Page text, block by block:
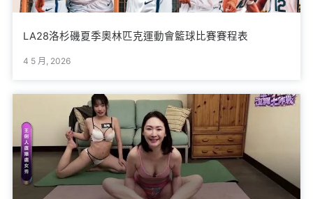
LA28洛杉磯夏季奧林匹克運動會籃球比賽賽程表
4 5 月, 2026